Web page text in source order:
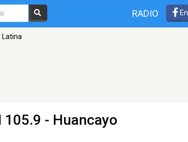
RADIO
Latina
105.9 - Huancayo